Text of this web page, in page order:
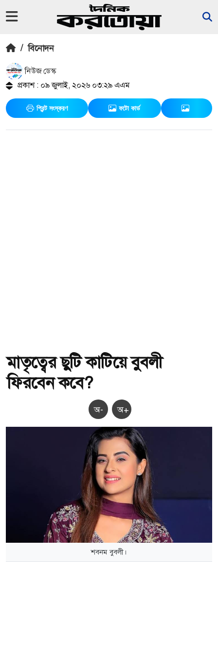
/ বিনোদন
নিউজ ডেস্ক
প্রকাশ : ০৯ জুলাই, ২০২৬ ০৩:২৯ এএম
প্রিন্ট সংস্করণ ফটো কার্ড
মাতৃত্বের ছুটি কাটিয়ে বুবলী
ফিরবেন কবে?
অ- অ+
শবনম বুবলী।